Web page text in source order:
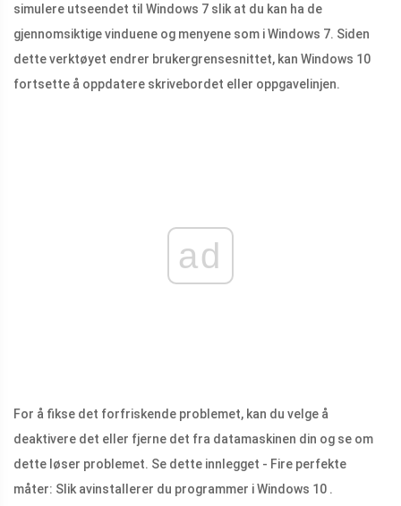
simulere utseendet til Windows 7 slik at du kan ha de
gjennomsiktige vinduene og menyene som i Windows 7. Siden
dette verktøyet endrer brukergrensesnittet, kan Windows 10
fortsette å oppdatere skrivebordet eller oppgavelinjen.
ad
For å fikse det forfriskende problemet, kan du velge å
deaktivere det eller fjerne det fra datamaskinen din og se om
dette løser problemet. Se dette innlegget - Fire perfekte
måter: Slik avinstallerer du programmer i Windows 10 .